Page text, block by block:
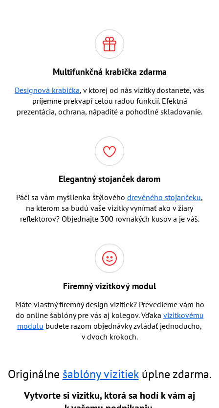
Multifunkčná krabička zdarma
Designová krabička, v ktorej od nás vizitky dostanete, vás
príjemne prekvapí celou radou funkcií. Efektná
prezentácia, ochrana, nápadité a pohodlné skladovanie.
Elegantný stojanček darom
Páči sa vám myšlienka štýlového drevěného stojančeku,
na kterom sa budú vaše vizitky vynímať ako v žiary
reflektorov? Objednajte 300 rovnakých kusov a je váš.
Firemný vizitkový modul
Máte vlastný firemný design vizitiek? Prevedieme vám ho
do online šablóny pre vás aj kolegov. Vďaka vizitkovému
modulu budete razom objednávky zvládať jednoducho,
v dvoch krokoch.
Originálne šablóny vizitiekúplne zdarma.
Vytvorte si vizitku, ktorá sa hodí k vám aj